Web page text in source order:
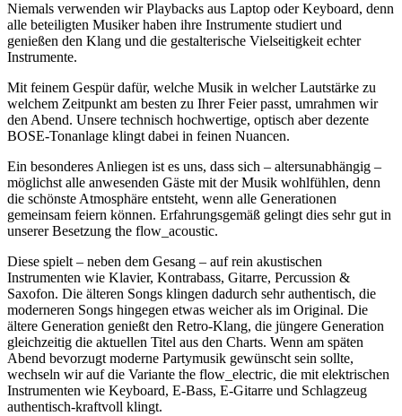
Niemals verwenden wir Playbacks aus Laptop oder Keyboard, denn
alle beteiligten Musiker haben ihre Instrumente studiert und
genießen den Klang und die gestalterische Vielseitigkeit echter
Instrumente.
Mit feinem Gespür dafür, welche Musik in welcher Lautstärke zu
welchem Zeitpunkt am besten zu Ihrer Feier passt, umrahmen wir
den Abend. Unsere technisch hochwertige, optisch aber dezente
BOSE-Tonanlage klingt dabei in feinen Nuancen.
Ein besonderes Anliegen ist es uns, dass sich – altersunabhängig –
möglichst alle anwesenden Gäste mit der Musik wohlfühlen, denn
die schönste Atmosphäre entsteht, wenn alle Generationen
gemeinsam feiern können. Erfahrungsgemäß gelingt dies sehr gut in
unserer Besetzung the flow_acoustic.
Diese spielt – neben dem Gesang – auf rein akustischen
Instrumenten wie Klavier, Kontrabass, Gitarre, Percussion &
Saxofon. Die älteren Songs klingen dadurch sehr authentisch, die
moderneren Songs hingegen etwas weicher als im Original. Die
ältere Generation genießt den Retro-Klang, die jüngere Generation
gleichzeitig die aktuellen Titel aus den Charts. Wenn am späten
Abend bevorzugt moderne Partymusik gewünscht sein sollte,
wechseln wir auf die Variante the flow_electric, die mit elektrischen
Instrumenten wie Keyboard, E-Bass, E-Gitarre und Schlagzeug
authentisch-kraftvoll klingt.